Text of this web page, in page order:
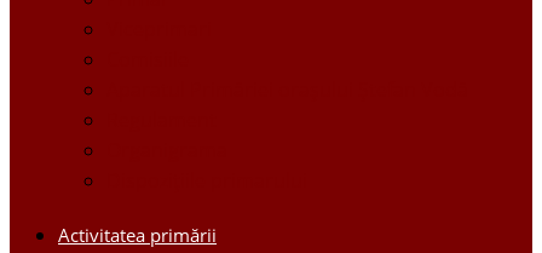
Activitatea primării